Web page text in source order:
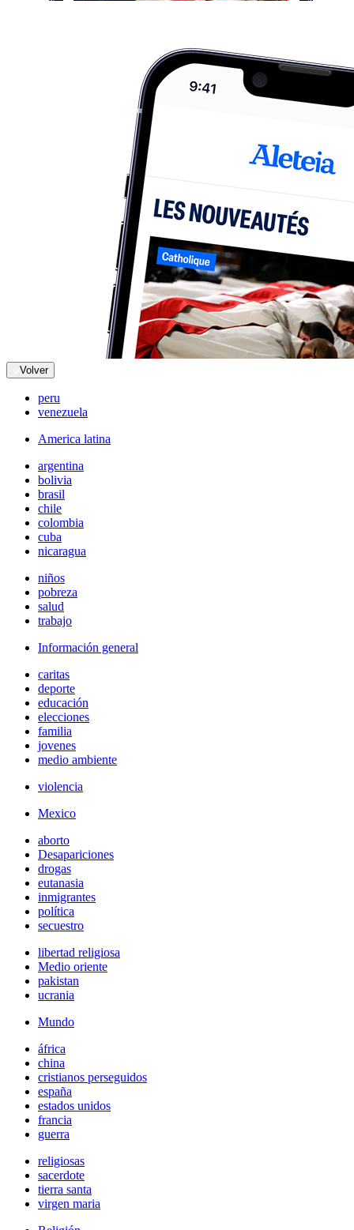
Volver
peru
venezuela
America latina
argentina
bolivia
brasil
chile
colombia
cuba
nicaragua
niños
pobreza
salud
trabajo
Información general
caritas
deporte
educación
elecciones
familia
jovenes
medio ambiente
violencia
Mexico
aborto
Desapariciones
drogas
eutanasia
inmigrantes
política
secuestro
libertad religiosa
Medio oriente
pakistan
ucrania
Mundo
áfrica
china
cristianos perseguidos
españa
estados unidos
francia
guerra
religiosas
sacerdote
tierra santa
virgen maria